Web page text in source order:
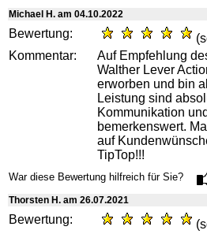
Michael H. am 04.10.2022
Bewertung:
Kommentar:
Auf Empfehlung
Walther Lever
erworben und bin
Leistung sind
Kommunikation
bemerkenswert.
auf
TipTop!!!
War diese Bewertung hilfreich für Sie?
Thorsten H. am 26.07.2021
Bewertung: